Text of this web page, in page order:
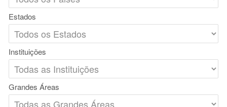
Estados
Instituições
Grandes Áreas